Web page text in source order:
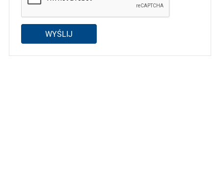
WYŚLIJ